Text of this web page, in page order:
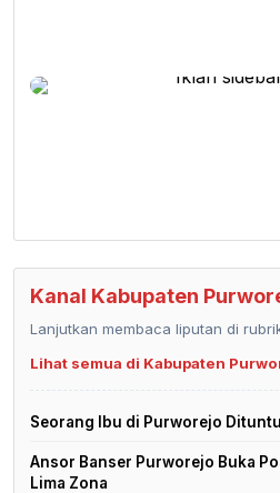
Kanal Kabupaten
Lanjutkan membaca liputan di
Lihat semua di Kabupaten
Seorang Ibu di Purworejo
Ansor Banser Purworejo Buka
Lima Zona